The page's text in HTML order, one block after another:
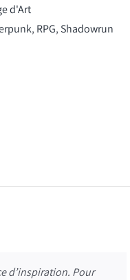
d'Art
, RPG, Shadowrun
d’inspiration. Pour